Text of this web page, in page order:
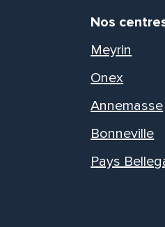
Nos
Meyrin
Onex
Annemasse
Bonneville
Pays